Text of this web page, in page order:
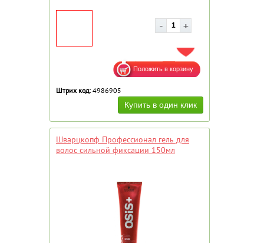
ДОБАВИТЬ В ИЗБРАННОЕ
Штрих код: 4986905
Шварцкопф Профессионал гель для
волос сильной фиксации 150мл